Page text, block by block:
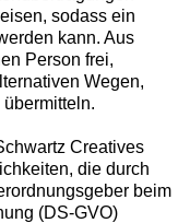
sodass ein
kann. Aus
Person frei,
Wegen,
Creatives
die durch
beim
(DS-GVO)